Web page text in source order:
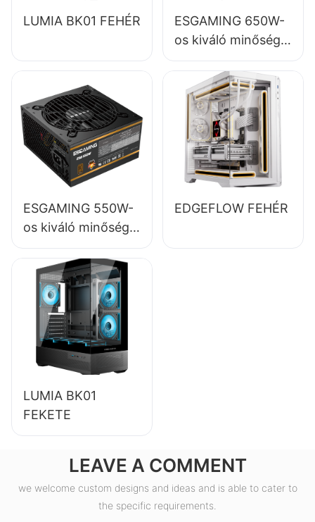
LUMIA BK01 FEHÉR
ESGAMING 650W-
os kiváló minőségű,
85%-os hatásfokú,
teljes modulos, 80+
bronz színű asztali
számítógép
tápegységek
ESB650W
ESGAMING 550W-
os kiváló minőségű,
85%-os hatásfokú,
80+ bronz színű
asztali számítógép
tápegység,
ESB550W
EDGEFLOW FEHÉR
LUMIA BK01
FEKETE
LEAVE A COMMENT
we welcome custom designs and ideas and is able to cater to
the specific requirements.